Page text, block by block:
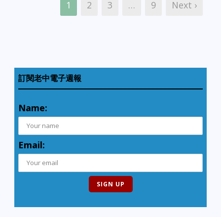
1 2 3 … 9 Next ›
訂閱老中電子週報
Name:
Email: